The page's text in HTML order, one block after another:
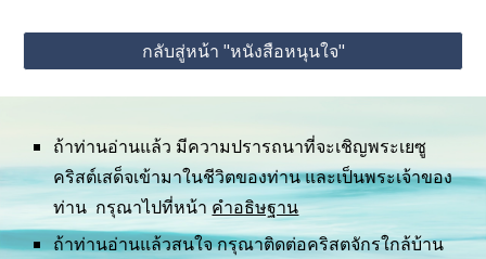
กลับสู่หน้า "หนังสือหนุนใจ"
ถ้าท่านอ่านแล้ว มีความปรารถนาที่จะเชิญพระเยซู
คริสต์เสด็จเข้ามาในชีวิตของท่าน และเป็นพระเจ้าของ
ท่าน  กรุณาไปที่หน้า คำอธิษฐาน
ถ้าท่านอ่านแล้วสนใจ กรุณาติดต่อคริสตจักรใกล้บ้าน